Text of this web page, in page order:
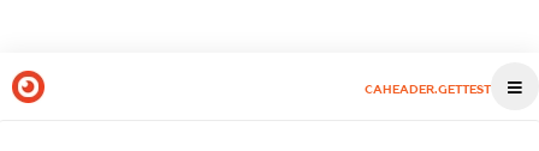
CAHEADER.GETTEST